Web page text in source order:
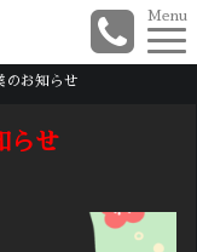
Menu
のお知らせ
らせ